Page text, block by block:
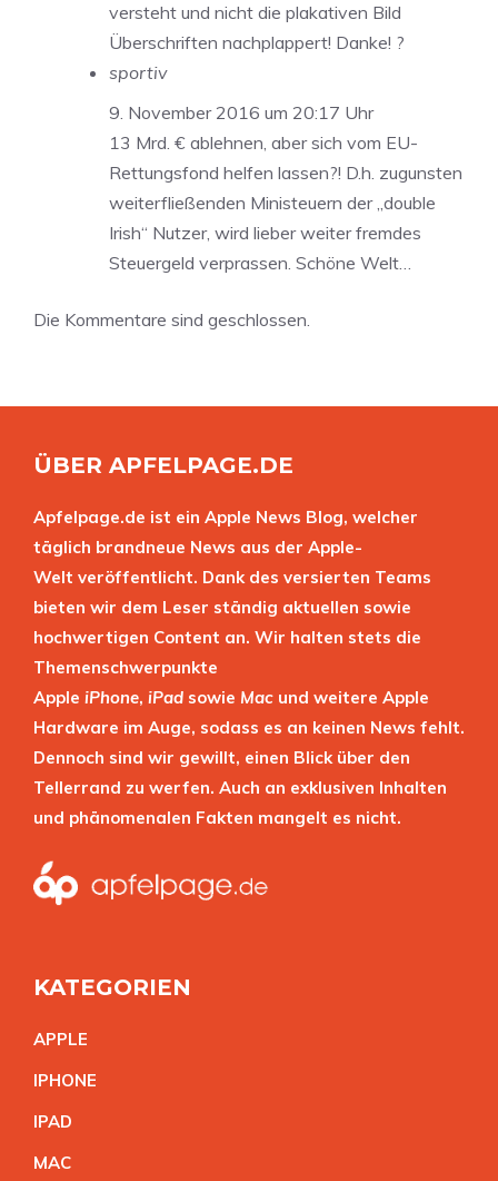
versteht und nicht die plakativen Bild
Überschriften nachplappert! Danke! ?
sportiv
9. November 2016 um 20:17 Uhr
13 Mrd. € ablehnen, aber sich vom EU-
Rettungsfond helfen lassen?! D.h. zugunsten
weiterfließenden Ministeuern der „double
Irish“ Nutzer, wird lieber weiter fremdes
Steuergeld verprassen. Schöne Welt…
Die Kommentare sind geschlossen.
ÜBER APFELPAGE.DE
Apfelpage.de ist ein Apple News Blog, welcher
täglich brandneue News aus der Apple-
Welt veröffentlicht. Dank des versierten Teams
bieten wir dem Leser ständig aktuellen sowie
hochwertigen Content an. Wir halten stets die
Themenschwerpunkte
Apple iPhone, iPad sowie Mac und weitere Apple
Hardware im Auge, sodass es an keinen News fehlt.
Dennoch sind wir gewillt, einen Blick über den
Tellerrand zu werfen. Auch an exklusiven Inhalten
und phänomenalen Fakten mangelt es nicht.
KATEGORIEN
APPLE
IPHONE
IPAD
MAC